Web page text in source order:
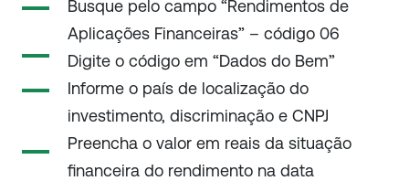
Busque pelo campo “Rendimentos de
Aplicações Financeiras” – código 06
Digite o código em “Dados do Bem”
Informe o país de localização do
investimento, discriminação e CNPJ
Preencha o valor em reais da situação
financeira do rendimento na data